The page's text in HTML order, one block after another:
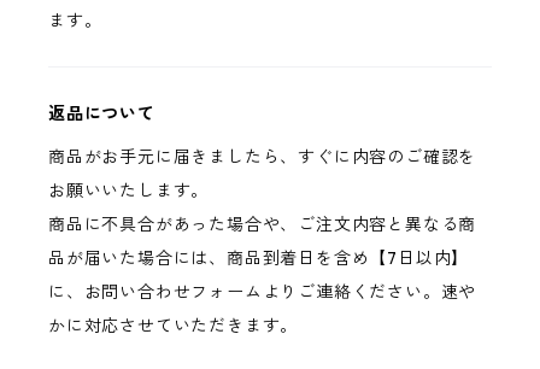
ます。
返品について
商品がお手元に届きましたら、すぐに内容のご確認を
お願いいたします。
商品に不具合があった場合や、ご注文内容と異なる商
品が届いた場合には、商品到着日を含め【7日以内】
に、お問い合わせフォームよりご連絡ください。速や
かに対応させていただきます。